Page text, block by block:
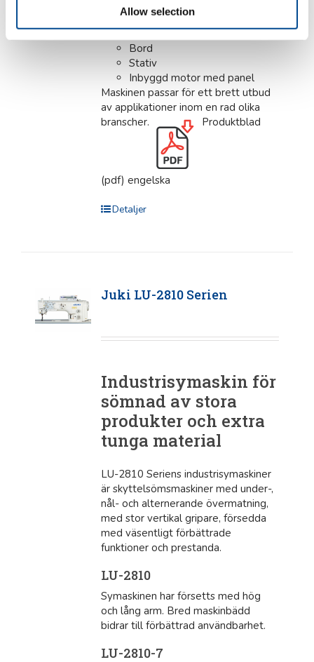
Allow selection
backmatning, vilket ökar
effektiviteten och minskar manuellt
arbete.Komplett med:
Bord
Stativ
Inbyggd motor med panel
Maskinen passar för ett brett utbud
av applikationer inom en rad olika
branscher.
Produktblad
(pdf) engelska
Detaljer
Juki LU-2810 Serien
Industrisymaskin för
sömnad av stora
produkter och extra
tunga material
LU-2810 Seriens industrisymaskiner
är skyttelsömsmaskiner med under-,
nål- och alternerande övermatning,
med stor vertikal gripare, försedda
med väsentligt förbättrade
funktioner och prestanda.
LU-2810
Symaskinen har försetts med hög
och lång arm. Bred maskinbädd
bidrar till förbättrad användbarhet.
LU-2810-7